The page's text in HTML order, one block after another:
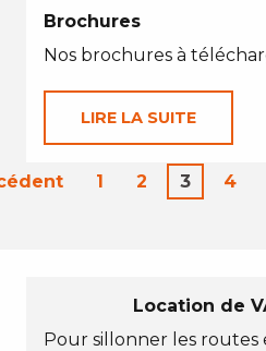
Brochures
Nos brochures à
LIRE LA SUITE
1 2 3 4
Location de
Pour sillonner les routes